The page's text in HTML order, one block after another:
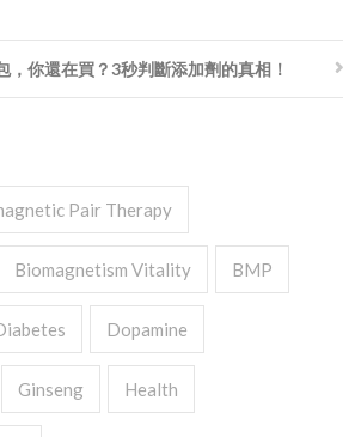
，你還在買？3秒判斷添加劑的真相！
Pair Therapy
Biomagnetism Vitality BMP
Dopamine
Ginseng Health